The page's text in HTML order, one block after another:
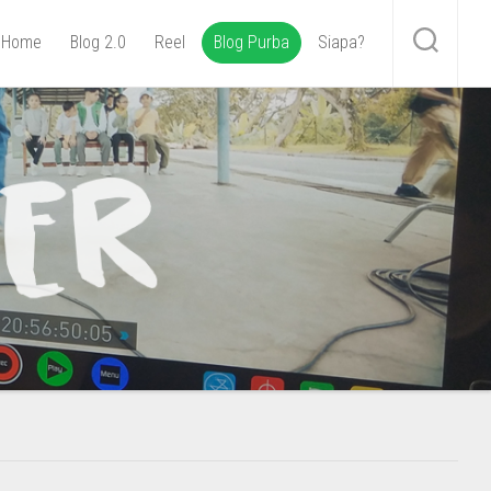
Home Blog 2.0 Reel Blog Purba Siapa?